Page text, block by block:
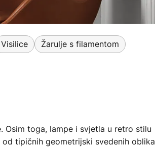
Visilice Žarulje s filamentom
Osim toga, lampe i svjetla u retro stilu
tipičnih geometrijski svedenih oblika